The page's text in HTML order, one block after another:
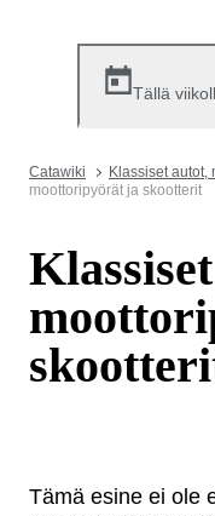
Tällä
Catawiki Klassiset autot,
moottoripyörät ja skootterit
Klassiset
Tämä esine ei ole